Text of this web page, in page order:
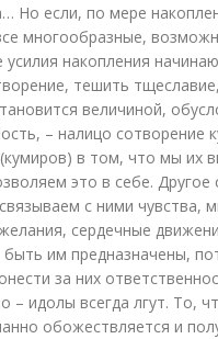
Но если, по мере
многообразные,
усилия накопления
тешить
величиной,
– налицо сотворение
в том, что мы их
это в себе. Другое
с ними чувства,
сердечные
им предназначены,
за них
– идолы всегда лгут. То,
обожествляется и